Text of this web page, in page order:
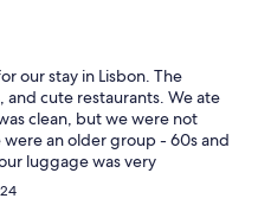
our stay in Lisbon. The
cute restaurants. We ate
clean, but we were not
an older group - 60s and
luggage was very
but I’d only suggest it